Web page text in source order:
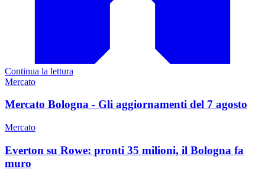
Continua la lettura
Mercato
Mercato Bologna - Gli aggiornamenti del 7 agosto
Mercato
Everton su Rowe: pronti 35 milioni, il Bologna fa
muro